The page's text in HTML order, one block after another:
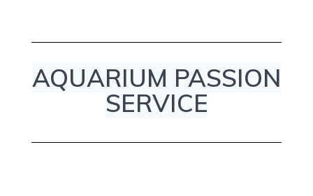
AQUARIUM PASSION
SERVICE